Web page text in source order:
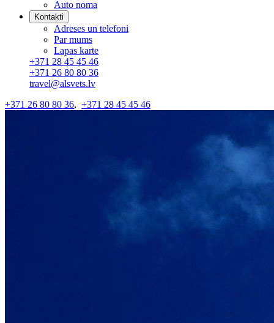
Auto noma
Kontakti
Adreses un telefoni
Par mums
Lapas karte
+371 28 45 45 46
+371 26 80 80 36
travel@alsvets.lv
+371 26 80 80 36, +371 28 45 45 46